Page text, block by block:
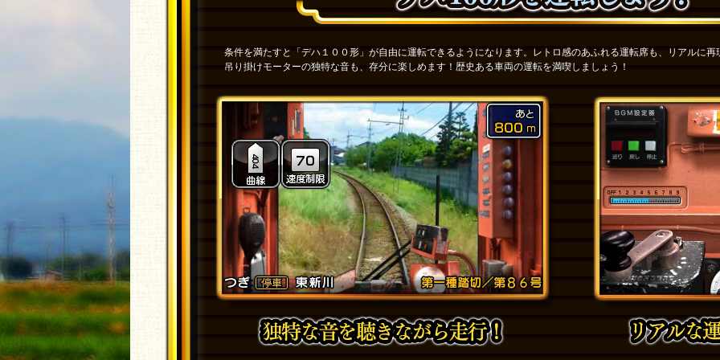
条件を満たすと「デハ１００形」が自由に運転できるようになります。レトロ感のあふれる運転席も、リアルに再
吊り掛けモーターの独特な音も、存分に楽しめます！歴史ある車両の運転を満喫しましょう！